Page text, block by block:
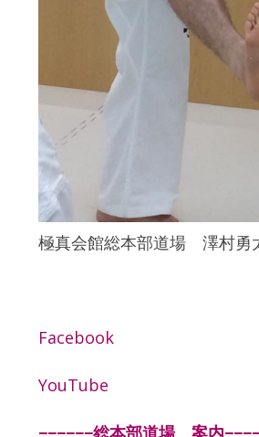
極真会館総本部道場 澤村勇
Facebook
YouTube